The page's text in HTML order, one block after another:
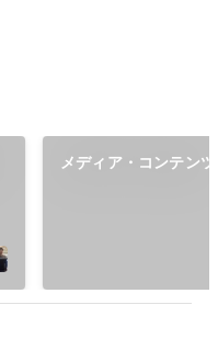
メディア・コンテン